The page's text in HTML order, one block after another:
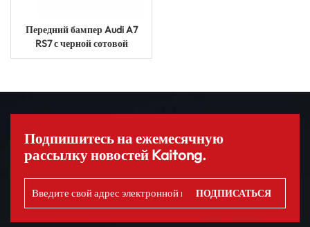
Передний бампер Audi A7
RS7 с черной сотовой
решеткой — обновление
Подпишитесь на ежемесячную
рассылку новостей Kaitong.